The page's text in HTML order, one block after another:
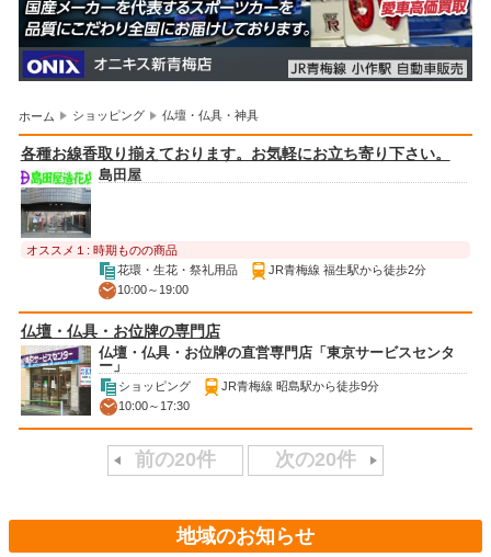
ホーム ショッピング 仏壇・仏具・神具
各種お線香取り揃えております。お気軽にお立ち寄り下さい。
島田屋
オススメ１: 時期ものの商品
花環・生花・祭礼用品
JR青梅線 福生駅から徒歩2分
10:00～19:00
仏壇・仏具・お位牌の専門店
仏壇・仏具・お位牌の直営専門店「東京サービスセンタ
ー」
ショッピング
JR青梅線 昭島駅から徒歩9分
10:00～17:30
前の20件 次の20件
地域のお知らせ